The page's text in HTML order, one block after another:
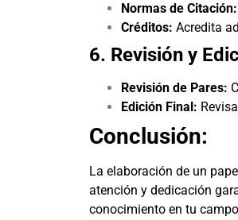
Normas de Citación:
Créditos: Acredita
6. Revisión y
Revisión de Pares:
Edición Final:
Conclusión:
La elaboración de un
atención y dedicación
conocimiento en tu